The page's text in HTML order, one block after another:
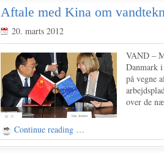
Aftale med Kina om
20. marts 2012
VAND –
Danmark
på vegne
over de
Continue reading …